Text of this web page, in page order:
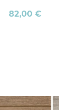
82,00 €